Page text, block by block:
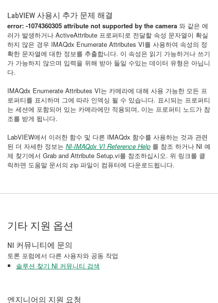
LabVIEW 사용시 추가 문제 해결
error: -1074360305 attribute not supported by the camera 와 같은 에
러가 발생하거나 ActiveAttribute 프로퍼티로 전달할 속성 문자열이 확실
하지 않은 경우 IMAQdx Enumerate Attributes VI를 사용하여 속성의 정
확한 문자열에 대한 정보를 추출합니다. 이 속성은 읽기 가능하거나 쓰기
가 가능하지 않으며 입력을 위해 받아 들일 수있는 데이터 유형은 아닙니
다.
IMAQdx Enumerate Attributes VI는 카메라에 대해 사용 가능한 모든 프
로퍼티를 표시하며 그에 따라 인덱싱 될 수 있습니다. 표시되는 프로퍼티
는 세션에 포함되어 있는 카메라에만 적용되며, 이는 프로퍼티 노드가 참
조를 받게 됩니다.
LabVIEW에서 이러한 함수 및 다른 IMAQdx 함수를 사용하는 것과 관련
된 더 자세한 정보는 NI-IMAQdx VI Reference Help 를 참조 하거나 NI 예
제 찾기에서 Grab and Attribute Setup.vi를 참조하십시오. 위 링크를 클
릭하면 도움말 문서의 zip 파일이 컴퓨터에 다운로드됩니다.
기타 지원 옵션
NI 커뮤니티에 문의
토론 포럼에서 다른 사용자와 공동 작업
솔루션 찾기 NI 커뮤니티 검색
엔지니어의 지원 요청